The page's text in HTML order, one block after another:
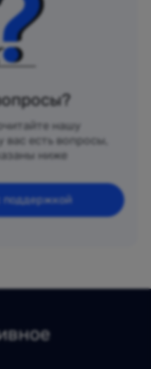
нашу
есть вопросы,
ниже
поддержкой